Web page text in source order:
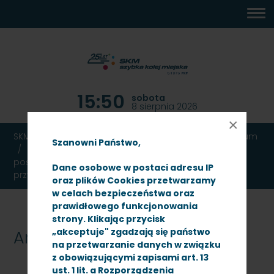
Szanowni Państwo,
Dane osobowe w postaci adresu IP
oraz plików Cookies przetwarzamy
w celach bezpieczeństwa oraz
prawidłowego funkcjonowania
strony. Klikając przycisk
„akceptuje" zgadzają się państwo
na przetwarzanie danych w związku
z obowiązującymi zapisami art. 13
ust. 1 lit. a Rozporządzenia
×
DOSTĘPNOŚCI
15:50 sobota
8 sierpnia 2026
SKM TRÓJMIASTO Ogłoszenia
Archiwum
Remont warsztatów kasowników w budynku
posterunku rewidentów na terenie placu
przydworcowego Gdańsk Główny
Archiwum